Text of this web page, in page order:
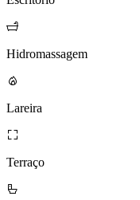
Hidromassagem
Lareira
Terraço